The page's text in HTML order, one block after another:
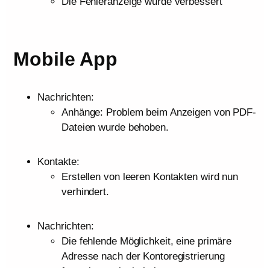
Mobile App
Nachrichten:
Anhänge: Problem beim Anzeigen von PDF-
Dateien wurde behoben.
Kontakte:
Erstellen von leeren Kontakten wird nun
verhindert.
Nachrichten:
Die fehlende Möglichkeit, eine primäre
Adresse nach der Kontoregistrierung